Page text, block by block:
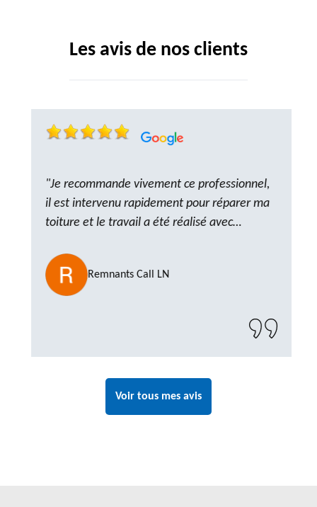
Les avis de nos clients
"Je recommande vivement ce professionnel,
il est intervenu rapidement pour réparer ma
toiture et le travail a été réalisé avec
ponctuel et à l’écoute, le résultat est
impeccable et le chantier a été laissé propre.
Un artisan de confiance que je n’hésiterai pas
Remnants Call LN
Voir tous mes avis